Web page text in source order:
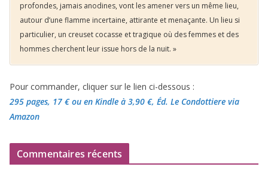
profondes, jamais anodines, vont les amener vers un même lieu,
autour d’une flamme incertaine, attirante et menaçante. Un lieu si
particulier, un creuset cocasse et tragique où des femmes et des
hommes cherchent leur issue hors de la nuit. »
Pour commander, cliquer sur le lien ci-dessous :
295 pages, 17 €ou en Kindle à 3,90 €, Éd. Le Condottiere via
Amazon
Commentaires récents